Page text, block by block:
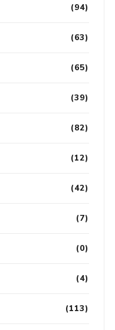
(94)
(63)
(65)
(39)
(82)
(12)
(42)
(7)
(0)
(4)
(113)